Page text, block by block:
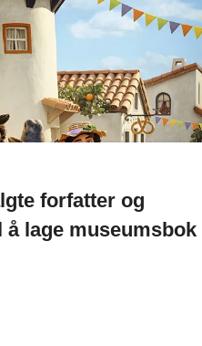
forfatter og
lage museumsbok